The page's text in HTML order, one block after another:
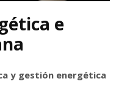
e
y gestión energética